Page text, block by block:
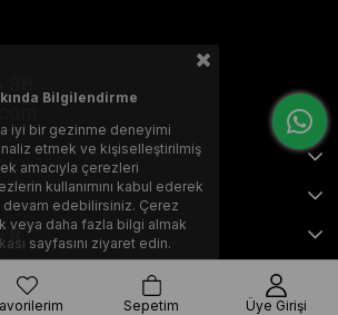
Nihat KILIÇARSLAN tarafından tasarlanmış ve optimize
Bilgilendirme
iyi bir gezinme deneyimi
etmek ve kişiselleştirilmiş
amacıyla çerezleri
kullanımını kabul ederek
edebilirsiniz. Çerez
veya daha fazla bilgi almak
sayfasını ziyaret edin.
Sepetim Üye Girişi